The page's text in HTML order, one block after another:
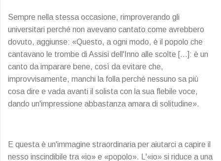
Sempre nella stessa occasione, rimproverando gli
universitari perché non avevano cantato come avrebbero
dovuto, aggiunse: «Questo, a ogni modo, è il popolo che
cantavano le trombe di Assisi dell'Inno alle scolte [...]: è un
canto da imparare bene, così da evitare che,
improvvisamente, manchi la folla perché nessuno sa più
cosa dire e vada avanti il solista con la sua flebile voce,
dando un'impressione abbastanza amara di solitudine».
E questa è un'immagine straordinaria per aiutarci a capire il
nesso inscindibile tra «io» e «popolo». L'«io» si riduce a una